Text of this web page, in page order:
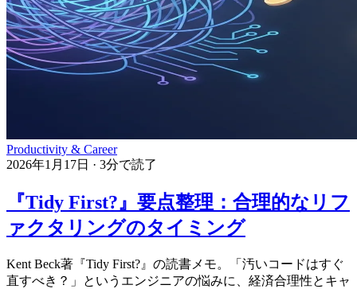
Productivity & Career
2026年1月17日 · 3分で読了
『Tidy First?』要点整理：合理的なリフ
ァクタリングのタイミング
Kent Beck著『Tidy First?』の読書メモ。「汚いコードはすぐ
直すべき？」というエンジニアの悩みに、経済合理性とキャ